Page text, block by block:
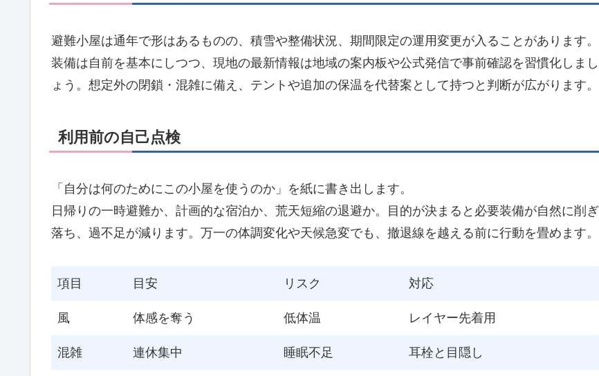
避難小屋は通年で形はあるものの、積雪や整備状況、期間限定の運用変更が入ることがあります。
装備は自前を基本にしつつ、現地の最新情報は地域の案内板や公式発信で事前確認を習慣化しまし
ょう。想定外の閉鎖・混雑に備え、テントや追加の保温を代替案として持つと判断が広がります。
利用前の自己点検
「自分は何のためにこの小屋を使うのか」を紙に書き出します。
日帰りの一時避難か、計画的な宿泊か、荒天短縮の退避か。目的が決まると必要装備が自然に削ぎ
落ち、過不足が減ります。万一の体調変化や天候急変でも、撤退線を越える前に行動を畳めます。
項目 目安 リスク 対応
風 体感を奪う 低体温 レイヤー先着用
混雑 連休集中 睡眠不足 耳栓と目隠し